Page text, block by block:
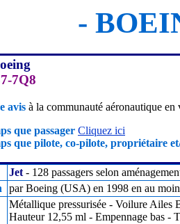
-
7Q8
avis à la communauté aéronautique en
que passager Cliquez ici
que pilote, co-pilote, propriétaire
Jet - 128 passagers selon
par Boeing (USA) en 1998 en au
Métallique pressurisée - Voilure Ailes
Hauteur 12,55 ml - Empennage bas